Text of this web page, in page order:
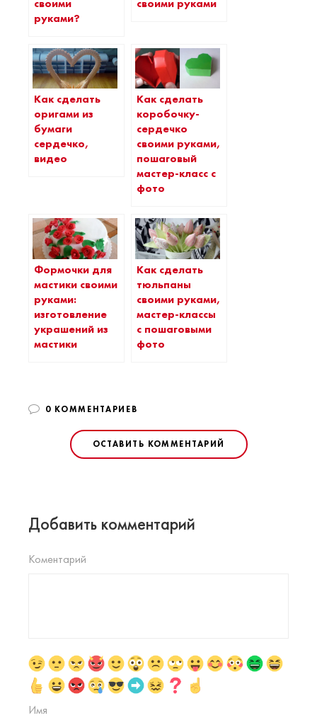
своими
руками?
своими руками
Как сделать
оригами из
бумаги
сердечко,
видео
Как сделать
коробочку-
сердечко
своими руками,
пошаговый
мастер-класс с
фото
Формочки для
мастики своими
руками:
изготовление
украшений из
мастики
Как сделать
тюльпаны
своими руками,
мастер-классы
с пошаговыми
фото
0 КОММЕНТАРИЕВ
ОСТАВИТЬ КОММЕНТАРИЙ
Добавить комментарий
Коментарий
Имя